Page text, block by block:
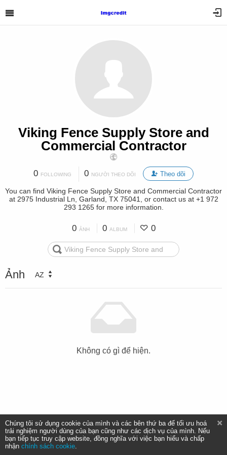
Viking Fence Supply Store and
Commercial Contractor
0 FOLLOWING 0 NGƯỜI THEO DÕI Theo dõi
You can find Viking Fence Supply Store and Commercial Contractor
at 2975 Industrial Ln, Garland, TX 75041, or contact us at +1 972
293 1265 for more information.
0 ẢNH 0 ALBUM 0
Ảnh AZ
Không có gì để hiện.
Chúng tôi sử dụng cookie của mình và các bên thứ ba để tối ưu hoá
trải nghiệm người dùng của bạn cũng như các dịch vụ của mình. Nếu
bạn tiếp tục truy cập website, đồng nghĩa với việc bạn hiểu và chấp
nhận chính sách cookie.